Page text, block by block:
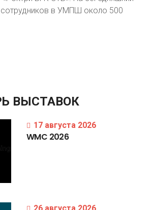
сотрудников в УМПШ около 500
ВЫСТАВОК
17 августа 2026
WMC 2026